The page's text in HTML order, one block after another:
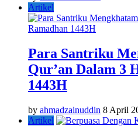
Artikel
Para Santriku
Qur’an Dalam 3
1443H
by ahmadzainuddin 8 April
Artikel